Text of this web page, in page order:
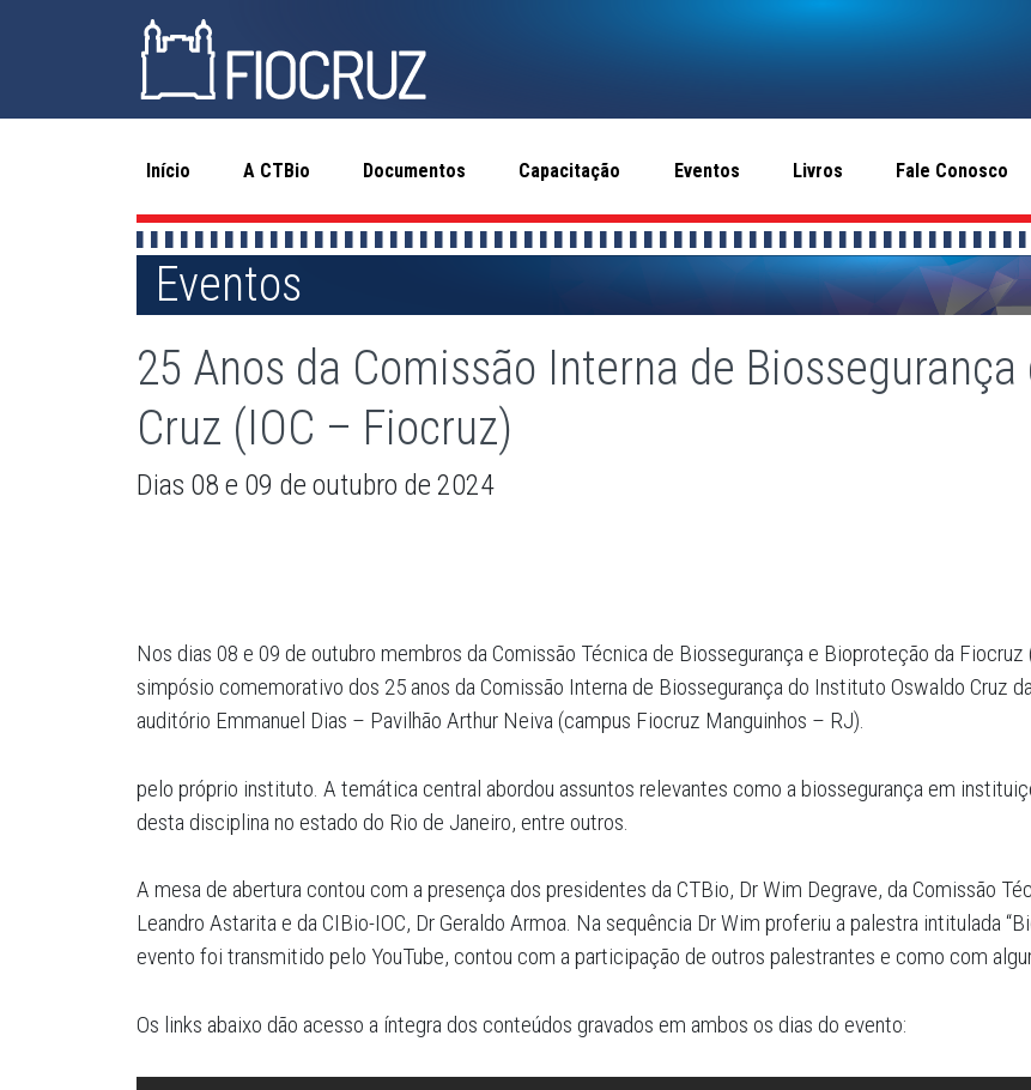
Início A CTBio Documentos Capacitação Eventos Livros Fale Conosco
Eventos
25 Anos da Comissão Interna de
Cruz (IOC – Fiocruz)
Dias 08 e 09 de outubro de 2024
Nos dias 08 e 09 de outubro membros da Comissão Técnica de Biossegurança e Bioproteção da
simpósio comemorativo dos 25 anos da Comissão Interna de Biossegurança do Instituto Oswaldo Cruz
auditório Emmanuel Dias – Pavilhão Arthur Neiva (campus Fiocruz Manguinhos – RJ).
pelo próprio instituto. A temática central abordou assuntos relevantes como a biossegurança em
desta disciplina no estado do Rio de Janeiro, entre outros.
A mesa de abertura contou com a presença dos presidentes da CTBio, Dr Wim Degrave, da Comissão
Leandro Astarita e da CIBio-IOC, Dr Geraldo Armoa. Na sequência Dr Wim proferiu a palestra intitulada
evento foi transmitido pelo YouTube, contou com a participação de outros palestrantes e como com
Os links abaixo dão acesso a íntegra dos conteúdos gravados em ambos os dias do evento: